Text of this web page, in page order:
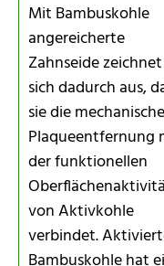
Mit Bambuskohle
angereicherte
Zahnseide zeichnet
sich dadurch aus,
sie die mechanische
Plaqueentfernung
der funktionellen
von Aktivkohle
verbindet.